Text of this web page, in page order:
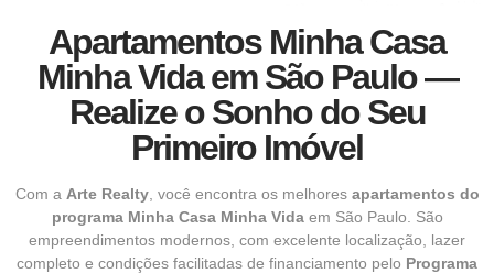
Apartamentos Minha Casa
Minha Vida em São Paulo —
Realize o Sonho do Seu
Primeiro Imóvel
Com a Arte Realty, você encontra os melhores apartamentos do
programa Minha Casa Minha Vidaem São Paulo. São
empreendimentos modernos, com excelente localização, lazer
completo e condições facilitadas de financiamento pelo Programa